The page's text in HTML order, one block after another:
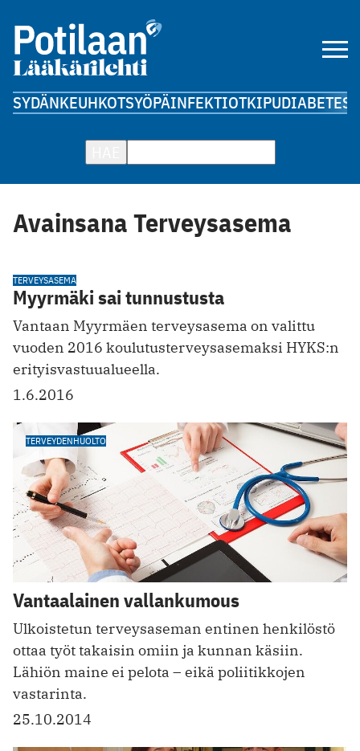
SYDÄNKEUHKOTSYÖPÄINFEKTIOTKIPUDIABETES
Avainsana Terveysasema
TERVEYSASEMA
Myyrmäki sai tunnustusta
Vantaan Myyrmäen terveysasema on valittu
vuoden 2016 koulutusterveysasemaksi HYKS:n
erityisvastuualueella.
1.6.2016
TERVEYDENHUOLTO
Vantaalainen vallankumous
Ulkoistetun terveysaseman entinen henkilöstö
ottaa työt takaisin omiin ja kunnan käsiin.
Lähiön maine ei pelota – eikä poliitikkojen
vastarinta.
25.10.2014